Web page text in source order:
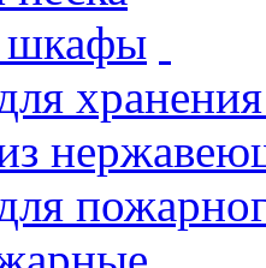
шкафы
хранения